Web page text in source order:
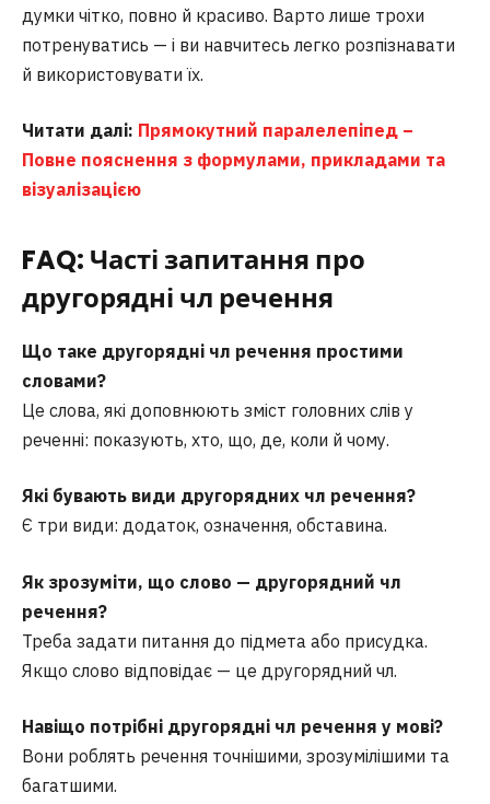
думки чітко, повно й красиво. Варто лише трохи
потренуватись — і ви навчитесь легко розпізнавати
й використовувати їх.
Читати далі: Прямокутний паралелепіпед –
Повне пояснення з формулами, прикладами та
візуалізацією
FAQ: Часті запитання про
другорядні чл речення
Що таке другорядні чл речення простими
словами?
Це слова, які доповнюють зміст головних слів у
реченні: показують, хто, що, де, коли й чому.
Які бувають види другорядних чл речення?
Є три види: додаток, означення, обставина.
Як зрозуміти, що слово — другорядний чл
речення?
Треба задати питання до підмета або присудка.
Якщо слово відповідає — це другорядний чл.
Навіщо потрібні другорядні чл речення у мові?
Вони роблять речення точнішими, зрозумілішими та
багатшими.